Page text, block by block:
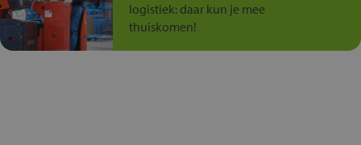
logistiek: daar kun je mee
thuiskomen!